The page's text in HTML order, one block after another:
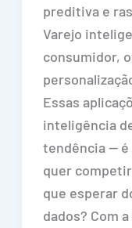
preditiva e
Varejo
consumidor,
Essas
inteligência
tendência — é
quer
que esperar
dados? Com